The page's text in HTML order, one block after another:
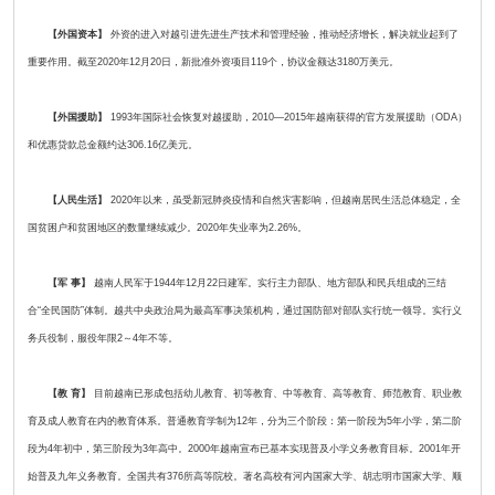
【外国资本】 外资的进入对越引进先进生产技术和管理经验，推动经济增长，解决就业起到了
重要作用。截至2020年12月20日，新批准外资项目119个，协议金额达3180万美元。
【外国援助】 1993年国际社会恢复对越援助，2010—2015年越南获得的官方发展援助（ODA）
和优惠贷款总金额约达306.16亿美元。
【人民生活】 2020年以来，虽受新冠肺炎疫情和自然灾害影响，但越南居民生活总体稳定，全
国贫困户和贫困地区的数量继续减少。2020年失业率为2.26%。
【军 事】 越南人民军于1944年12月22日建军。实行主力部队、地方部队和民兵组成的三结
合“全民国防”体制。越共中央政治局为最高军事决策机构，通过国防部对部队实行统一领导。实行义
务兵役制，服役年限2～4年不等。
【教 育】 目前越南已形成包括幼儿教育、初等教育、中等教育、高等教育、师范教育、职业教
育及成人教育在内的教育体系。普通教育学制为12年，分为三个阶段：第一阶段为5年小学，第二阶
段为4年初中，第三阶段为3年高中。2000年越南宣布已基本实现普及小学义务教育目标。2001年开
始普及九年义务教育。全国共有376所高等院校。著名高校有河内国家大学、胡志明市国家大学、顺